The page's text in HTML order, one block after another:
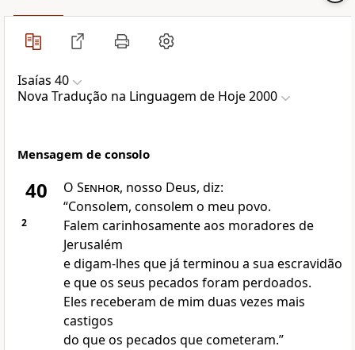
Isaías 40
Nova Traduҫão na Linguagem de Hoje 2000
Mensagem de consolo
40 O Senhor, nosso Deus, diz:
“Consolem, consolem o meu povo.
2
Falem carinhosamente aos moradores de
Jerusalém
e digam-lhes que já terminou a sua escravidão
e que os seus pecados foram perdoados.
Eles receberam de mim duas vezes mais
castigos
do que os pecados que cometeram.”